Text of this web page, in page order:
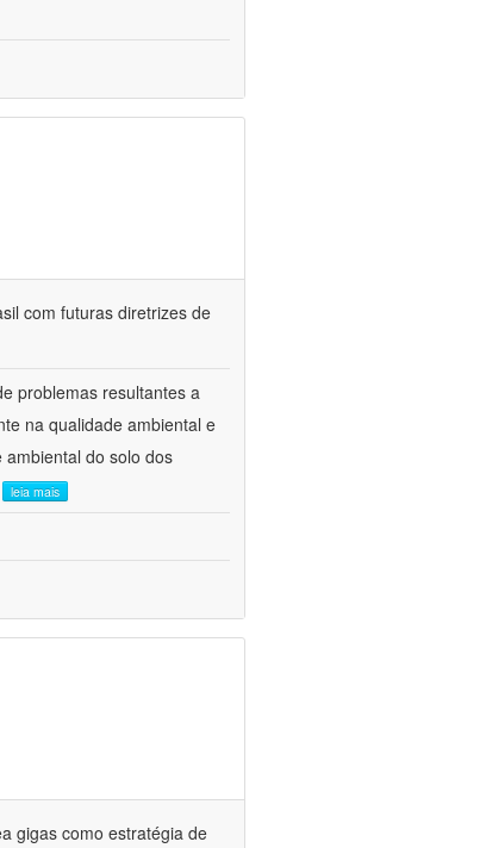
com futuras diretrizes de
problemas resultantes a
na qualidade ambiental e
do solo dos
leia mais
gigas como estratégia de